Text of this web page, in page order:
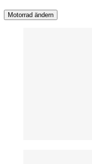
Motorrad ändern